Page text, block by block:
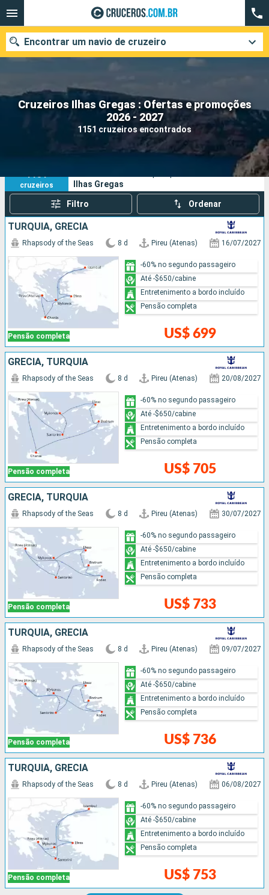
Cruzeiros Ilhas Gregas : Ofertas e promoções
2026 - 2027
1151 cruzeiros encontrados
Encontrar um navio de cruzeiro
Quando ir?
Data de partida
Pesquisar
1151
cruzeiros
Ilhas Gregas
Filtro Ordenar
TURQUIA, GRÉCIA
Pensão completa
Rhapsody of the Seas 8 d Pireu (Atenas) 16/07/2027
US$ 699
-60% no segundo passageiro
Até -$650/cabine
Entretenimento a bordo incluído
Pensão completa
GRÉCIA, TURQUIA
Pensão completa
Rhapsody of the Seas 8 d Pireu (Atenas) 20/08/2027
US$ 705
-60% no segundo passageiro
Até -$650/cabine
Entretenimento a bordo incluído
Pensão completa
GRÉCIA, TURQUIA
Pensão completa
Rhapsody of the Seas 8 d Pireu (Atenas) 30/07/2027
US$ 733
-60% no segundo passageiro
Até -$650/cabine
Entretenimento a bordo incluído
Pensão completa
TURQUIA, GRÉCIA
Pensão completa
Rhapsody of the Seas 8 d Pireu (Atenas) 09/07/2027
US$ 736
-60% no segundo passageiro
Até -$650/cabine
Entretenimento a bordo incluído
Pensão completa
TURQUIA, GRÉCIA
Pensão completa
Rhapsody of the Seas 8 d Pireu (Atenas) 06/08/2027
US$ 753
-60% no segundo passageiro
Até -$650/cabine
Entretenimento a bordo incluído
Pensão completa